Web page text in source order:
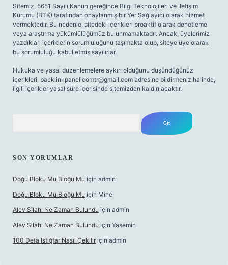
Sitemiz, 5651 Sayılı Kanun gereğince Bilgi Teknolojileri ve İletişim
Kurumu (BTK) tarafından onaylanmış bir Yer Sağlayıcı olarak hizmet
vermektedir. Bu nedenle, sitedeki içerikleri proaktif olarak denetleme
veya araştırma yükümlülüğümüz bulunmamaktadır. Ancak, üyelerimiz
yazdıkları içeriklerin sorumluluğunu taşımakta olup, siteye üye olarak
bu sorumluluğu kabul etmiş sayılırlar.
Hukuka ve yasal düzenlemelere aykırı olduğunu düşündüğünüz
içerikleri, backlinkpanelicomtr@gmail.com adresine bildirmeniz halinde,
ilgili içerikler yasal süre içerisinde sitemizden kaldırılacaktır.
SON YORUMLAR
Doğu Bloku Mu Bloğu Mu için admin
Doğu Bloku Mu Bloğu Mu için Mine
Alev Silahı Ne Zaman Bulundu için admin
Alev Silahı Ne Zaman Bulundu için Yasemin
100 Defa Istiğfar Nasıl Çekilir için admin